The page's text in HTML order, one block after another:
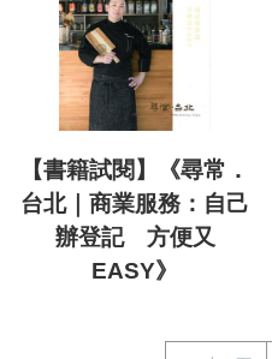
【書籍試閱】《尋常．
台北｜商業服務：自己
辦登記 方便又
EASY》